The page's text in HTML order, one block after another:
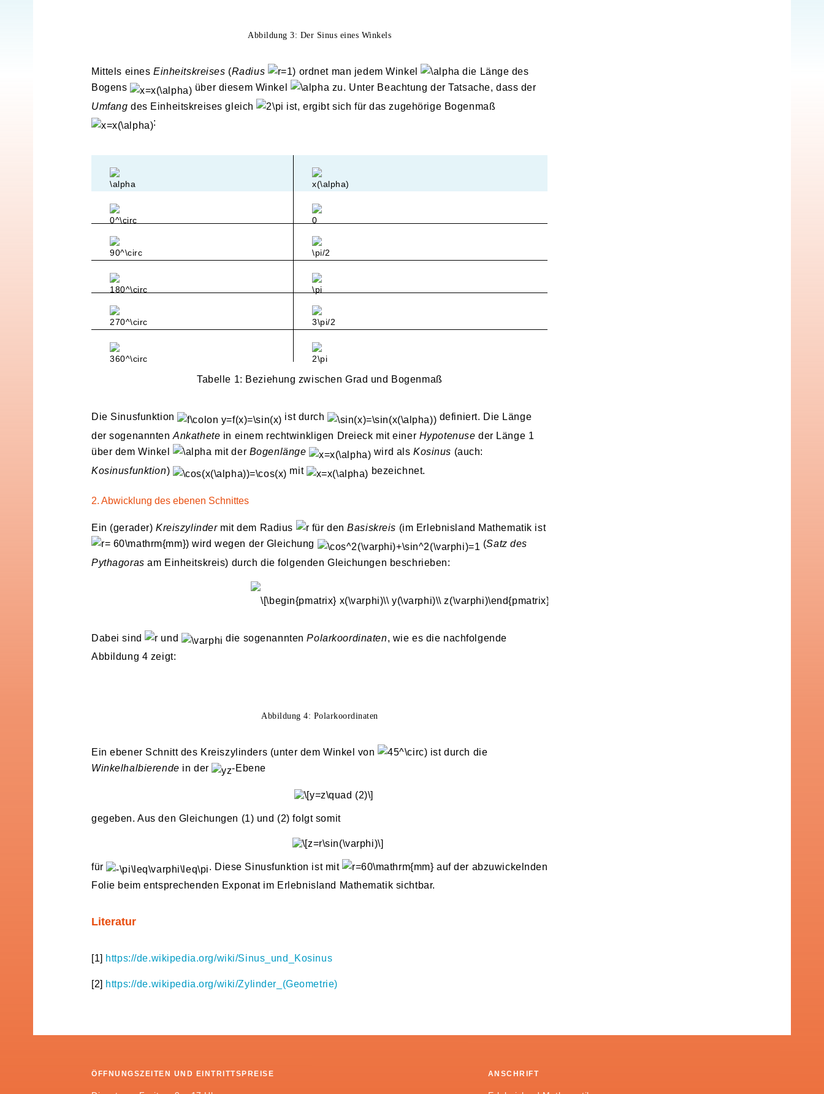
Abbildung 3: Der Sinus eines Winkels
Mittels eines Einheitskreises (Radius ) ordnet man jedem Winkel
die Länge des
Bogens
über diesem Winkel
zu. Unter Beachtung der Tatsache, dass der
Umfang des Einheitskreises gleich
ist, ergibt sich für das zugehörige Bogenmaß
:
Tabelle 1: Beziehung zwischen Grad und Bogenmaß
Die Sinusfunktion ist durch
definiert. Die Länge
der sogenanntenAnkathete in einem rechtwinkligen Dreieck mit einer Hypotenuse der Länge 1
über dem Winkel
mit der Bogenlänge wird als Kosinus (auch:
Kosinusfunktion) mit bezeichnet.
2. Abwicklung des ebenen Schnittes
Ein (gerader) Kreiszylindermit dem Radius für denBasiskreis (im Erlebnisland Mathematik ist
) wird wegen der Gleichung
(Satz des
Pythagoras am Einheitskreis) durch die folgenden Gleichungen beschrieben:
Dabei sind und die sogenanntenPolarkoordinaten, wie es die nachfolgende
Abbildung 4 zeigt:
Abbildung 4: Polarkoordinaten
Ein ebener Schnitt des Kreiszylinders (unter dem Winkel von
) ist durch die
Winkelhalbierende in der -Ebene
gegeben. Aus den Gleichungen (1) und (2) folgt somit
für . Diese Sinusfunktion ist mit
auf der abzuwickelnden
Folie beim entsprechenden Exponat im Erlebnisland Mathematik sichtbar.
Literatur
[1] https://de.wikipedia.org/wiki/Sinus_und_Kosinus
[2] https://de.wikipedia.org/wiki/Zylinder_(Geometrie)
ÖFFNUNGSZEITEN UND EINTRITTSPREISE ANSCHRIFT